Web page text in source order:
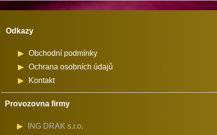
množství
Odkazy
Obchodní podmínky
Ochrana osobních údajů
Kontakt
Provozovna firmy
ING DRAK s.r.o.